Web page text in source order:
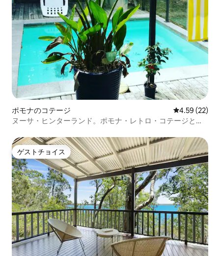
ポモナのコテージ レビュー22
4.59 (22)
ヌーサ・ヒンターランド。ポモナ・レトロ・コテージとプ
ゲストチョイス
ゲストチョイス